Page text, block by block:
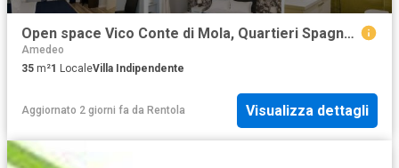
Open space Vico Conte di Mola, Quartieri Spagnoli, Napoli
Amedeo
35 m²1 LocaleVilla Indipendente
Aggiornato 2 giorni fa da Rentola Visualizza dettagli